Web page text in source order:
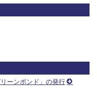
ーンボンド」の発行